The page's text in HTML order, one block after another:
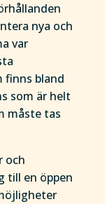
nya och
var
finns bland
som är helt
måste tas
och
till en öppen